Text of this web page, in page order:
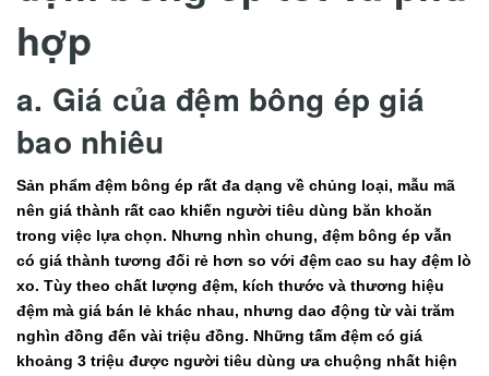
hợp
a. Giá của đệm bông ép giá
bao nhiêu
Sản phẩm đệm bông ép rất đa dạng về chủng loại, mẫu mã
nên giá thành rất cao khiến người tiêu dùng băn khoăn
trong việc lựa chọn. Nhưng nhìn chung, đệm bông ép vẫn
có giá thành tương đối rẻ hơn so với đệm cao su hay đệm lò
xo. Tùy theo chất lượng đệm, kích thước và thương hiệu
đệm mà giá bán lẻ khác nhau, nhưng dao động từ vài trăm
nghìn đồng đến vài triệu đồng. Những tấm đệm có giá
khoảng 3 triệu được người tiêu dùng ưa chuộng nhất hiện